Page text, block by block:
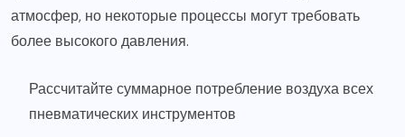
атмосфер, но некоторые процессы могут требовать
более высокого давления.
Рассчитайте суммарное потребление воздуха всех
пневматических инструментов